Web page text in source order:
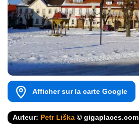
Afficher sur la carte Google
Auteur: Petr Liška © gigaplaces.com